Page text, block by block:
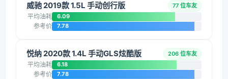
威驰 2019款 1.5L 手动创行版 77 位车友
平均油耗 6.09
参考价 7.78
悦纳 2020款 1.4L 手动GLS炫酷版 206 位车友
平均油耗 6.18
参考价 7.78